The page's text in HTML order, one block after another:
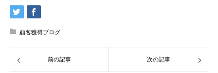
顧客獲得ブログ
前の記事 次の記事